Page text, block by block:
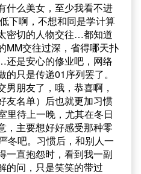
什么美女，至少我看不进
下啊，不想和同是学计算
密切的人物交往…都知道
MM交往过深，省得哪天扑
是安心的修业吧，网络
只是传递01序列罢了。
朋友了，哦，恭喜啊，
友名单）后也就更加习惯
里待上一晚，尤其在冬日
，主要想好好感受那种零
冬吧。习惯后，和别人一
一直抱怨时，看到我一副
的问，只是笑笑的带过